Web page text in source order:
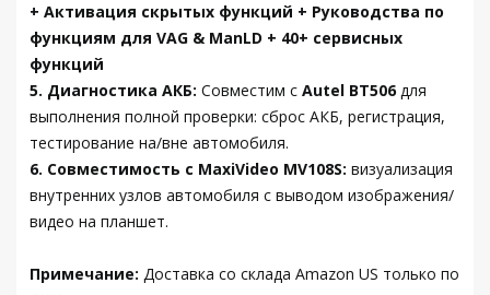
+ Активация скрытых функций + Руководства по
функциям для VAG & ManLD + 40+ сервисных
функций
5. Диагностика АКБ: Совместим с Autel BT506для
выполнения полной проверки: сброс АКБ, регистрация,
тестирование на/вне автомобиля.
6. Совместимость с MaxiVideo MV108S: визуализация
внутренних узлов автомобиля с выводом изображения/
видео на планшет.
Примечание: Доставка со склада Amazon US только по